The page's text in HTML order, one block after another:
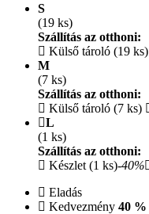
S
(19 ks)
Szállítás az otthoni:
Külső tároló (19 ks)
M
(7 ks)
Szállítás az otthoni:
Külső tároló (7 ks)
L
(1 ks)
Szállítás az otthoni:
Készlet (1 ks)-40%
Eladás
Kedvezmény 40 %